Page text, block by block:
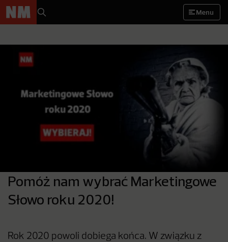
Menu
Pomóż nam wybrać Marketingowe
Słowo roku 2020!
Rok 2020 powoli dobiega końca. W związku z